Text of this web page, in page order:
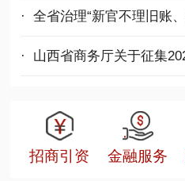
招商引资 金融服务